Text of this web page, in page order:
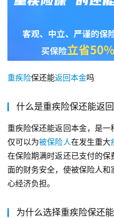
重疾险保还能返回本金吗
什么是重疾险保还能返回
重疾险保还能返回本金，是
仅可以为被保险人在发生重大
在保险期满时返还已支付的
面的财务安全，使被保险人
心经济负担。
为什么选择重疾险保还能